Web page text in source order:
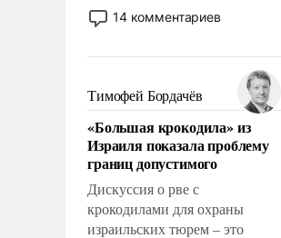
Мир, где этому населению все
должны просто по
политические прожекты будут
беспрекословно оплачиваться
за счет российских
налогоплательщиков и где за
свои поступки не нужно
отвечать.
14 комментариев
Тимофей Бордачёв
«Большая крокодила» из
Израиля показала проблему
границ допустимого
Дискуссия о рве с
крокодилами для охраны
израильских тюрем – это